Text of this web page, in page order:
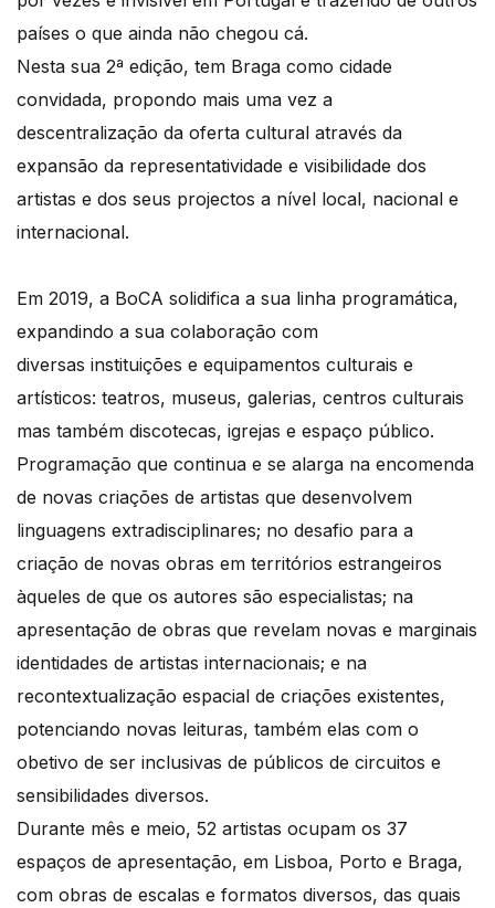
países o que ainda não chegou cá.
Nesta sua 2ª edição, tem Braga como cidade
convidada, propondo mais uma vez a
descentralização da oferta cultural através da
expansão da representatividade e visibilidade dos
artistas e dos seus projectos a nível local, nacional e
internacional.
Em 2019, a BoCA solidifica a sua linha programática,
expandindo a sua colaboração com
diversas instituições e equipamentos culturais e
artísticos: teatros, museus, galerias, centros culturais
mas também discotecas, igrejas e espaço público.
Programação que continua e se alarga na encomenda
de novas criações de artistas que desenvolvem
linguagens extradisciplinares; no desafio para a
criação de novas obras em territórios estrangeiros
àqueles de que os autores são especialistas; na
apresentação de obras que revelam novas e marginais
identidades de artistas internacionais; e na
recontextualização espacial de criações existentes,
potenciando novas leituras, também elas com o
obetivo de ser inclusivas de públicos de circuitos e
sensibilidades diversos.
Durante mês e meio, 52 artistas ocupam os 37
espaços de apresentação, em Lisboa, Porto e Braga,
com obras de escalas e formatos diversos, das quais